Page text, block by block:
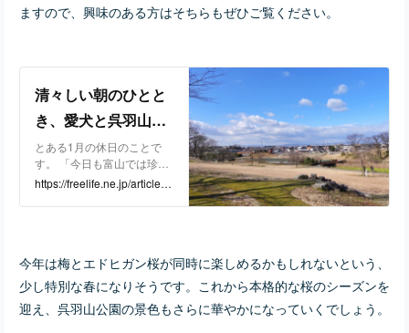
ますので、興味のある方はそちらもぜひご覧ください。
清々しい朝のひとと
き、愛犬と呉羽山公
園をお散歩
とある1月の休日のことで
す。 「今日も富山では珍し
い晴れた日だね！せっかく
だから外に散歩しよう！」
そんな言葉を交わしなが
した。 緩やかな坂道を上る
たびに、少しずつ広がる富
山の街並み。冬の澄んだ空
気の中、愛犬も鼻をひくひ
https://freelife.ne.jp/article/1
今年は梅とエドヒガン桜が同時に楽しめるかもしれないという、
少し特別な春になりそうです。これから本格的な桜のシーズンを
迎え、呉羽山公園の景色もさらに華やかになっていくでしょう。